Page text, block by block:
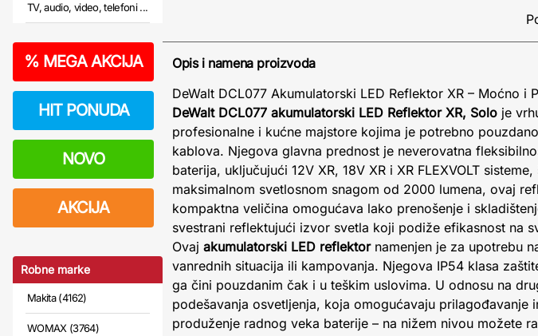
TV, audio, video, telefoni ...
% MEGA AKCIJA
HIT PONUDA
NOVO
AKCIJA
Robne marke
Makita (4162)
WOMAX (3764)
Opis i namena proizvoda
DeWalt DCL077 Akumulatorski LED Reflektor XR – Moćno i
DeWalt DCL077 akumulatorski LED Reflektor XR, Solo je
profesionalne i kućne majstore kojima je potrebno
kablova. Njegova glavna prednost je neverovatna
baterija, uključujući 12V XR, 18V XR i XR FLEXVOLT
maksimalnom svetlosnom snagom od 2000 lumena, ovaj
kompaktna veličina omogućava lako prenošenje i
svestrani reflektujući izvor svetla koji podiže efikasnost na
Ovaj akumulatorski LED reflektornamenjen je za upotrebu
vanrednih situacija ili kampovanja. Njegova IP54 klasa
ga čini pouzdanim čak i u teškim uslovima. U odnosu na
podešavanja osvetljenja, koja omogućavaju
produženje radnog veka baterije – na nižem nivou možete